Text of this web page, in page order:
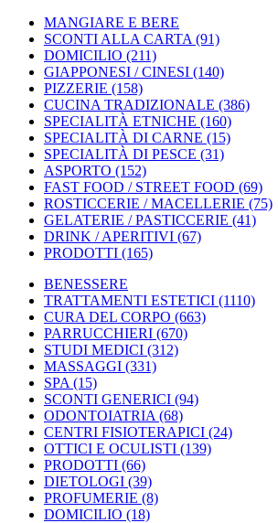
MANGIARE E BERE
SCONTI ALLA CARTA (91)
DOMICILIO (211)
GIAPPONESI / CINESI (140)
PIZZERIE (158)
CUCINA TRADIZIONALE (386)
SPECIALITÀ ETNICHE (160)
SPECIALITÀ DI CARNE (15)
SPECIALITÀ DI PESCE (31)
ASPORTO (152)
FAST FOOD / STREET FOOD (69)
ROSTICCERIE / MACELLERIE (75)
GELATERIE / PASTICCERIE (41)
DRINK / APERITIVI (67)
PRODOTTI (165)
BENESSERE
TRATTAMENTI ESTETICI (1110)
CURA DEL CORPO (663)
PARRUCCHIERI (670)
STUDI MEDICI (312)
MASSAGGI (331)
SPA (15)
SCONTI GENERICI (94)
ODONTOIATRIA (68)
CENTRI FISIOTERAPICI (24)
OTTICI E OCULISTI (139)
PRODOTTI (66)
DIETOLOGI (39)
PROFUMERIE (8)
DOMICILIO (18)